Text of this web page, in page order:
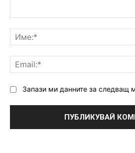
Запази ми данните за следващ